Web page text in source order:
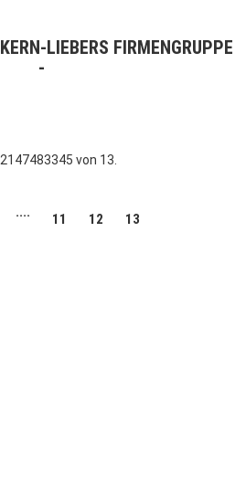
LIEBERS FIRMENGRUPPE
von 13.
.... 11 12 13